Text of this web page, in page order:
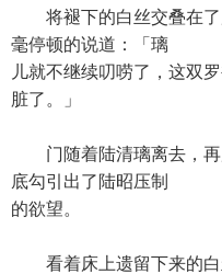
将褪下的白丝交叠在了
毫停顿的说道：「璃
儿就不继续叨唠了，这双
脏了。」
门随着陆清璃离去，再
底勾引出了陆昭压制
的欲望。
看着床上遗留下来的白